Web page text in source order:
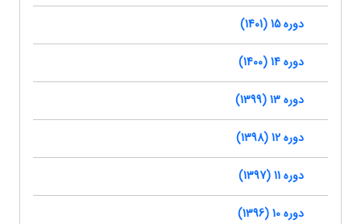
دوره 15 (1401)
دوره 14 (1400)
دوره 13 (1399)
دوره 12 (1398)
دوره 11 (1397)
دوره 10 (1396)